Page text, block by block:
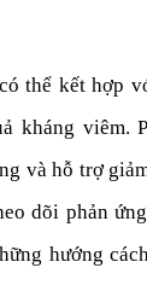
thể kết hợp
kháng viêm.
và hỗ trợ
dõi phản
hướng